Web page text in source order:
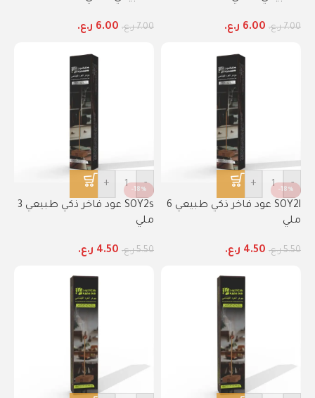
7.00 ر.ع. 6.00 ر.ع. 7.00 ر.ع. 6.00 ر.ع.
-18%
-
+
SOY2l عود فاخر ذكي طبيعي 6
ملي
5.50 ر.ع. 4.50 ر.ع.
-18%
-
+
SOY2s عود فاخر ذكي طبيعي 3
ملي
5.50 ر.ع. 4.50 ر.ع.